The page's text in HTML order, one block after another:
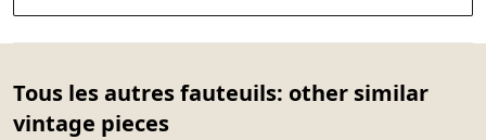
Tous les autres fauteuils: other similar
vintage pieces